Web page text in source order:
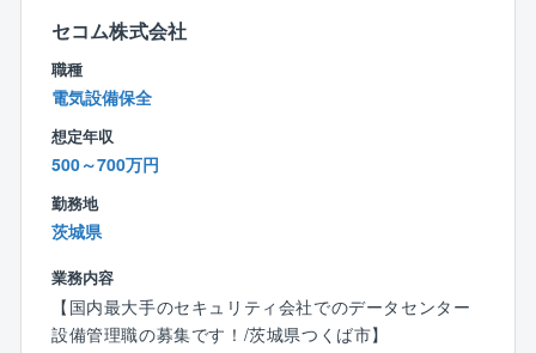
┗協力会社を含めた全体管理業務
┗試運転、調整（竣工後、クライアントへ引き渡し
時）
ー）となります
▼魅力
◇エンドユーザーとの関わり
素を網羅しているため、大手ゼネコンや設計事務所に
与えられた設計図で仕事するのみならず、自らクライ
アントと直接会話し、一緒に設備を創り上げることが
セコム株式会社
職種
電気設備保全
想定年収
500～700万円
勤務地
茨城県
業務内容
【国内最大手のセキュリティ会社でのデータセンター
設備管理職の募集です！/茨城県つくば市】